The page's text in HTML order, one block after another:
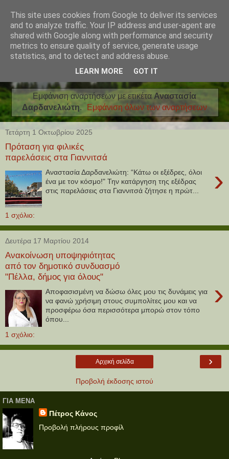
Εμφάνιση αναρτήσεων με ετικέταΑναστασία
Δαρδανελιώτη. Εμφάνιση όλων των αναρτήσεων
Τετάρτη 1 Οκτωβρίου 2025
Πρόταση για φιλικές
παρελάσεις στα Γιαννιτσά
›
Αναστασία Δαρδανελιώτη: “Κάτω οι εξέδρες, όλοι
ένα με τον κόσμο!" Την κατάργηση της εξέδρας
στις παρελάσεις στα Γιαννιτσά ζήτησε η πρώτ...
1 σχόλιο:
Δευτέρα 17 Μαρτίου 2014
Ανακοίνωση υποψηφιότητας
από τον δημοτικό συνδυασμό
"Πέλλα, δήμος για όλους"
›
Αποφασισμένη να δώσω όλες μου τις δυνάμεις για
να φανώ χρήσιμη στους συμπολίτες μου και να
προσφέρω όσα περισσότερα μπορώ στον τόπο
όπου...
1 σχόλιο:
›
Αρχική σελίδα
Προβολή έκδοσης ιστού
ΓΙΑ ΜΕΝΑ
Πέτρος Κάνος
Προβολή πλήρους προφίλ
This site uses cookies from Google to deliver its services
and to analyze traffic. Your IP address and user-agent are
shared with Google along with performance and security
metrics to ensure quality of service, generate usage
statistics, and to detect and address abuse.
LEARN MORE GOT IT